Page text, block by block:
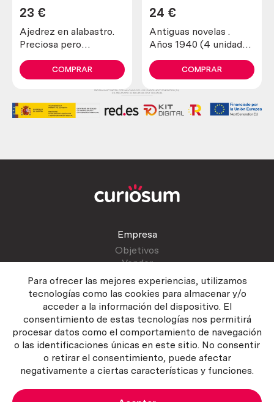
Para ofrecer las mejores experiencias, utilizamos
tecnologías como las cookies para almacenar y/o
acceder a la información del dispositivo. El
consentimiento de estas tecnologías nos permitirá
procesar datos como el comportamiento de navegación
o las identificaciones únicas en este sitio. No consentir
o retirar el consentimiento, puede afectar
negativamente a ciertas características y funciones.
Ajedrez en alabastro.
Preciosa pero
estado.
23 €
COMPRAR
Antiguas novelas .
Años 1940 (4 unidades
24 €
COMPRAR
Empresa
Objetivos
Vender
Atención al cliente
Contactar
Manual del vendedor